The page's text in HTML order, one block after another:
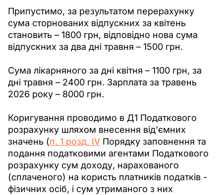
Припустимо, за результатом перерахунку
сума сторнованих відпускних за квітень
становить – 1800 грн, відповідно нова сума
відпускних за два дні травня – 1500 грн.
Сума лікарняного за дні квітня – 1100 грн, за
дні травня – 2400 грн. Зарплата за травень
2026 року – 8000 грн.
Коригування проводимо в Д1 Податкового
розрахунку шляхом внесення від’ємних
значень (п. 1 розд. IV Порядку заповнення та
подання податковими агентами Податкового
розрахунку сум доходу, нарахованого
(сплаченого) на користь платників податків -
фізичних осіб, і сум утриманого з них